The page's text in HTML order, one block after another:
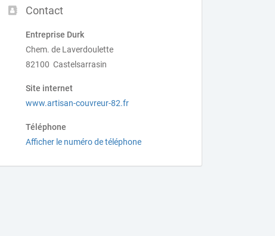
Contact
Entreprise Durk
Chem. de Laverdoulette
82100 Castelsarrasin
Site internet
www.artisan-couvreur-82.fr
Téléphone
Afficher le numéro de téléphone